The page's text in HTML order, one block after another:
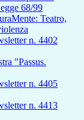
68/99
Teatro,
n. 4402
"Passus.
n. 4405
n. 4413